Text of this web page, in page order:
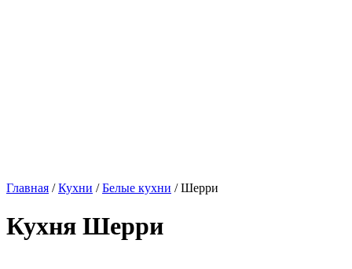
Главная /Кухни /Белые кухни / Шерри
Кухня Шерри